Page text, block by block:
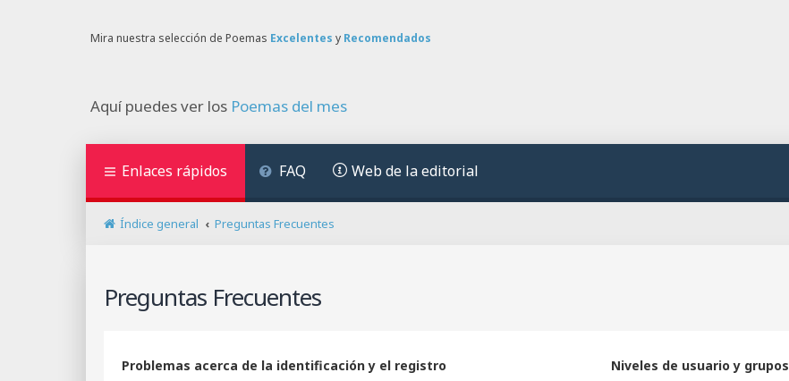
Mira nuestra selección de Poemas Excelentes y Recomendados
Aquí puedes ver los Poemas del mes
Enlaces rápidos FAQ Web de la editorial
Índice general Preguntas Frecuentes
Preguntas Frecuentes
Problemas acerca de la identificación y el registro Niveles de usuario y grupos